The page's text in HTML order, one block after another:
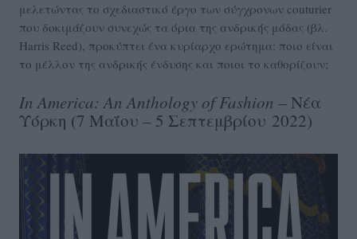
μελετώντας το σχεδιαστικό έργο των σύγχρονων couturier
που δοκιμάζουν συνεχώς τα όρια της ανδρικής μόδας (βλ.
Harris Reed), προκύπτει ένα κυρίαρχο ερώτημα: ποιο είναι
το μέλλον της ανδρικής ένδυσης και ποιοι το καθορίζουν;
In America: An Anthology of Fashion – Νέα
Υόρκη (7 Μαΐου – 5 Σεπτεμβρίου 2022)